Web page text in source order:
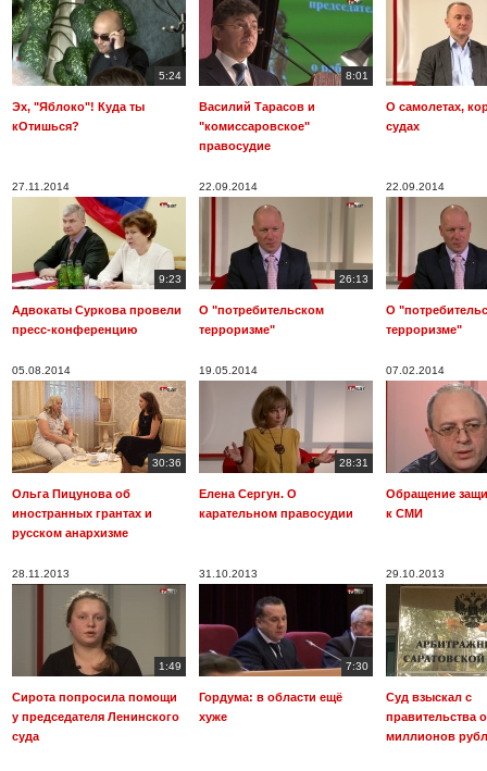
5:24
Эх, "Яблоко"! Куда ты
кОтишься?
8:01
Василий Тарасов и
"комиссаровское"
правосудие
О самолетах,
судах
27.11.2014
9:23
Адвокаты Суркова провели
пресс-конференцию
22.09.2014
26:13
О "потребительском
терроризме"
22.09.2014
О
терроризме"
05.08.2014
30:36
Ольга Пицунова об
иностранных грантах и
русском анархизме
19.05.2014
28:31
Елена Сергун. О
карательном правосудии
07.02.2014
Обращение
к СМИ
28.11.2013
1:49
Сирота попросила помощи
у председателя Ленинского
суда
31.10.2013
7:30
Гордума: в области ещё
хуже
29.10.2013
Суд взыскал с
правительства
миллионов